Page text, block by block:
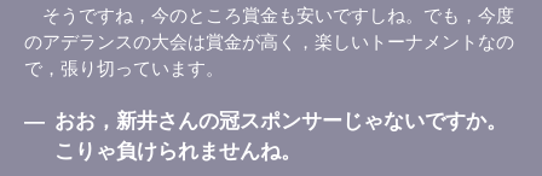
そうですね，今のところ賞金も安いですしね。でも，今度
のアデランスの大会は賞金が高く，楽しいトーナメントなの
で，張り切っています。
― おお，新井さんの冠スポンサーじゃないですか。
こりゃ負けられませんね。